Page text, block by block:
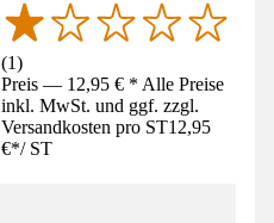
(1)
Preis — 12,95 € * Alle Preise
inkl. MwSt. und ggf. zzgl.
Versandkosten pro ST12,95
€*/ ST